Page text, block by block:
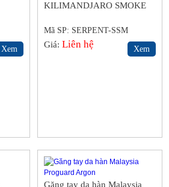
Xem
KILIMANDJARO SMOKE
Mã SP: SERPENT-SSM
Giá:Liên hệ Xem
Găng tay da hàn Malaysia